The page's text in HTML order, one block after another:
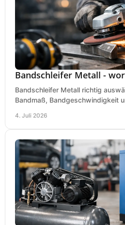
Bandschleifer Metall -
Bandschleifer Metall richtig
Bandmaß, Bandgeschwindigkeit
4. Juli 2026